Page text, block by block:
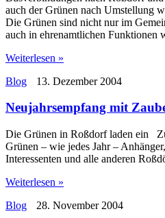
auch der Grünen nach Umstellung
Die Grünen sind nicht nur im
auch in ehrenamtlichen Funktionen
Weiterlesen »
Blog
13. Dezember 2004
Neujahrsempfang mit
Die Grünen in Roßdorf laden ein
Grünen – wie jedes Jahr –
Interessenten und alle anderen
Weiterlesen »
Blog
28. November 2004